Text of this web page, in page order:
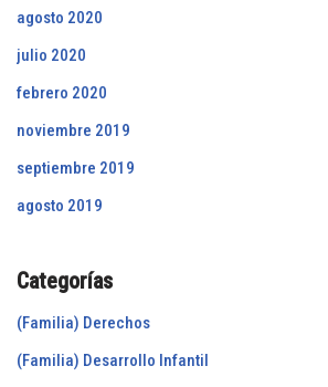
agosto 2020
julio 2020
febrero 2020
noviembre 2019
septiembre 2019
agosto 2019
Categorías
(Familia) Derechos
(Familia) Desarrollo Infantil